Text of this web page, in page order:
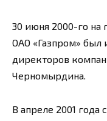
30 июня 2000-го на
ОАО «Газпром» был
директоров
Черномырдина.
В апреле 2001 года